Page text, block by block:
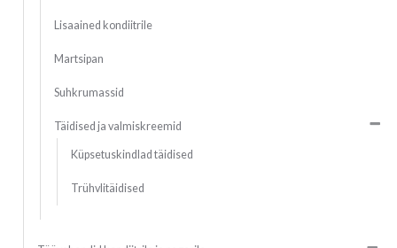
Lisaained kondiitrile
Martsipan
Suhkrumassid
Täidised ja valmiskreemid
Küpsetuskindlad täidised
Trühvlitäidised